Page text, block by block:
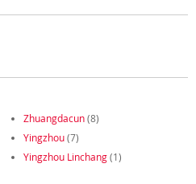
Zhuangdacun(8)
Yingzhou(7)
Yingzhou Linchang(1)